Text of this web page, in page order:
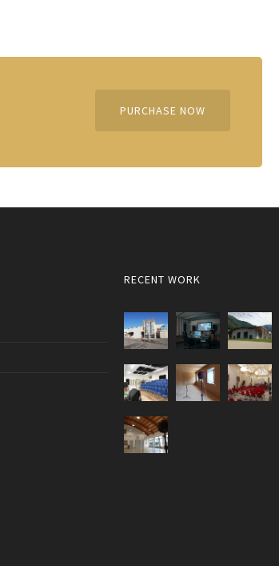
PURCHASE NOW
RECENT WORK